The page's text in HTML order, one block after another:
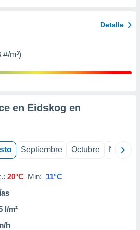
Detalle
m³)
en Eidskog en
Septiembre Octubre
20°C Min: 11°C
l/m²
h